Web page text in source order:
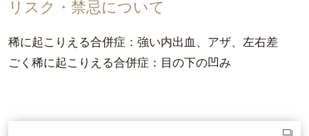
リスク・禁忌について
稀に起こりえる合併症：強い内出血、アザ、左右差
ごく稀に起こりえる合併症：目の下の凹み